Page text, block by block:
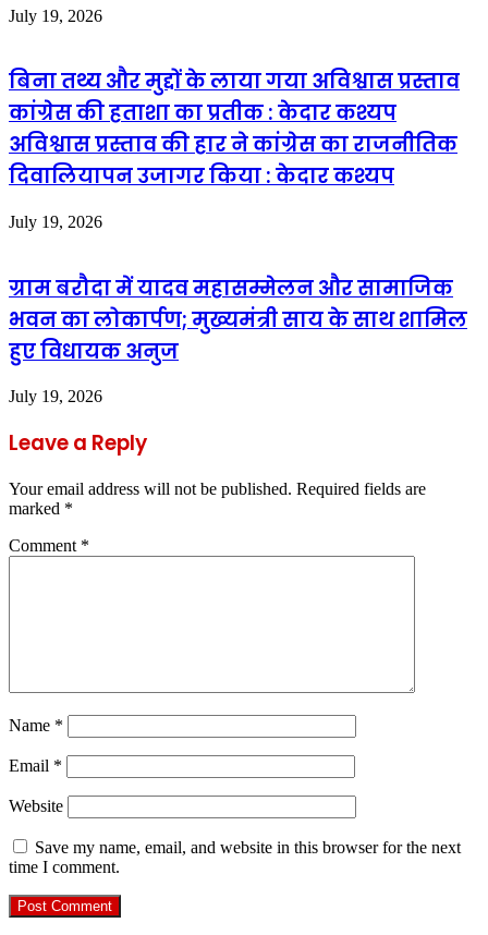
July 19, 2026
बिना तथ्य और मुद्दों के लाया गया अविश्वास प्रस्ताव
कांग्रेस की हताशा का प्रतीक : केदार कश्यप
अविश्वास प्रस्ताव की हार ने कांग्रेस का राजनीतिक
दिवालियापन उजागर किया : केदार कश्यप
July 19, 2026
ग्राम बरौदा में यादव महासम्मेलन और सामाजिक
भवन का लोकार्पण; मुख्यमंत्री साय के साथ शामिल
हुए विधायक अनुज
July 19, 2026
Leave a Reply
Your email address will not be published. Required fields are
marked *
Comment *
Name *
Email *
Website
Save my name, email, and website in this browser for the next
time I comment.